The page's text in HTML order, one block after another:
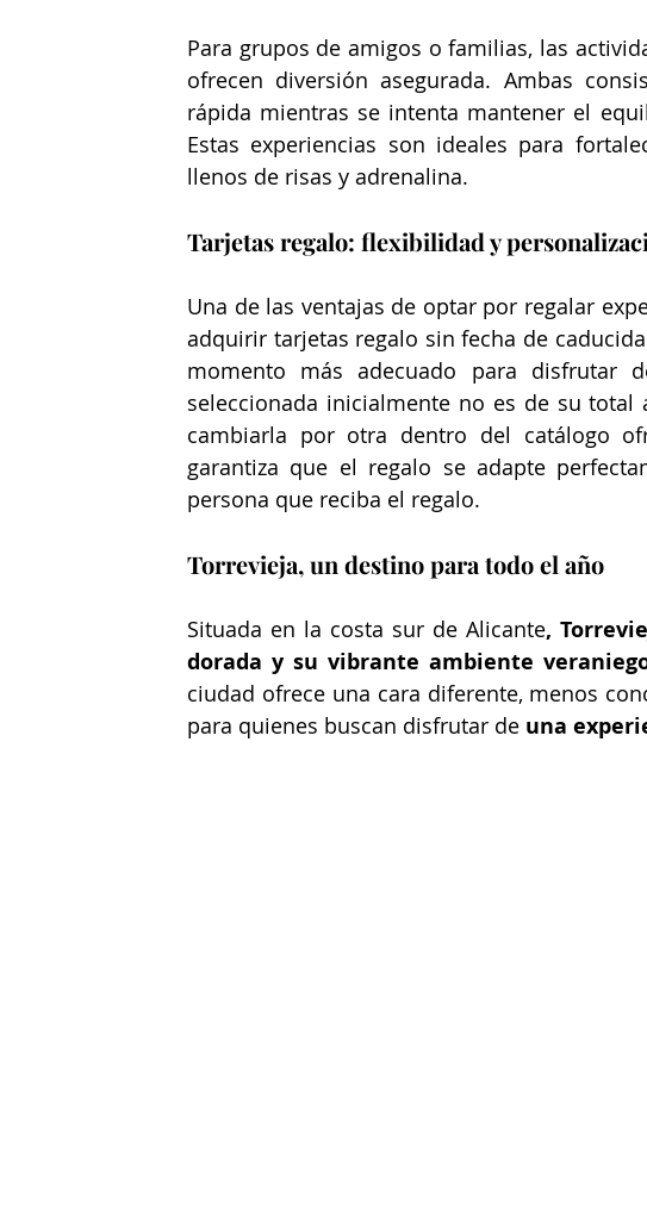
Para grupos de amigos o familias, las
ofrecen diversión asegurada. Ambas
rápida mientras se intenta mantener el
Estas experiencias son ideales para
llenos de risas y adrenalina.
Tarjetas regalo: flexibilidad y
Una de las ventajas de optar por regalar
adquirir tarjetas regalo sin fecha de
momento más adecuado para disfrutar
seleccionada inicialmente no es de su
cambiarla por otra dentro del catálogo
garantiza que el regalo se adapte
persona que reciba el regalo.
Torrevieja, un destino para todo el año
Situada en la costa sur de Alicante,
dorada y su vibrante ambiente
ciudad ofrece una cara diferente, menos
para quienes buscan disfrutar de una